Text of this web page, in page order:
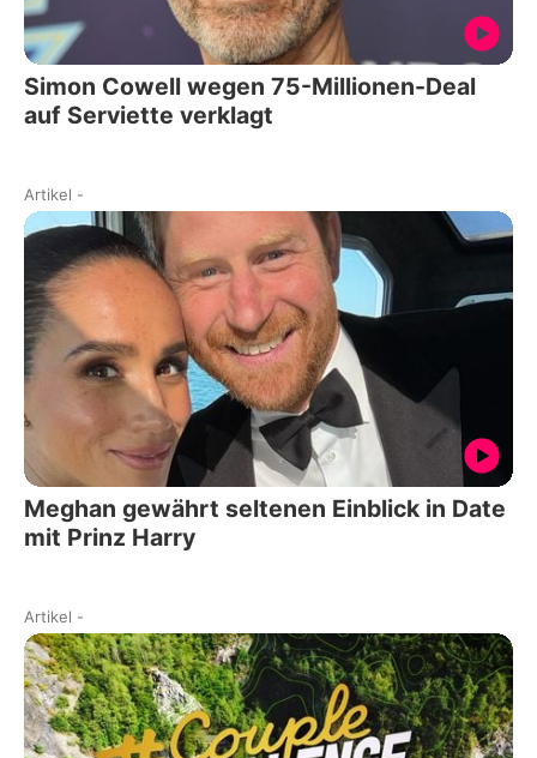
Simon Cowell wegen 75-Millionen-Deal
auf Serviette verklagt
Artikel -
Meghan gewährt seltenen Einblick in Date
mit Prinz Harry
Artikel -